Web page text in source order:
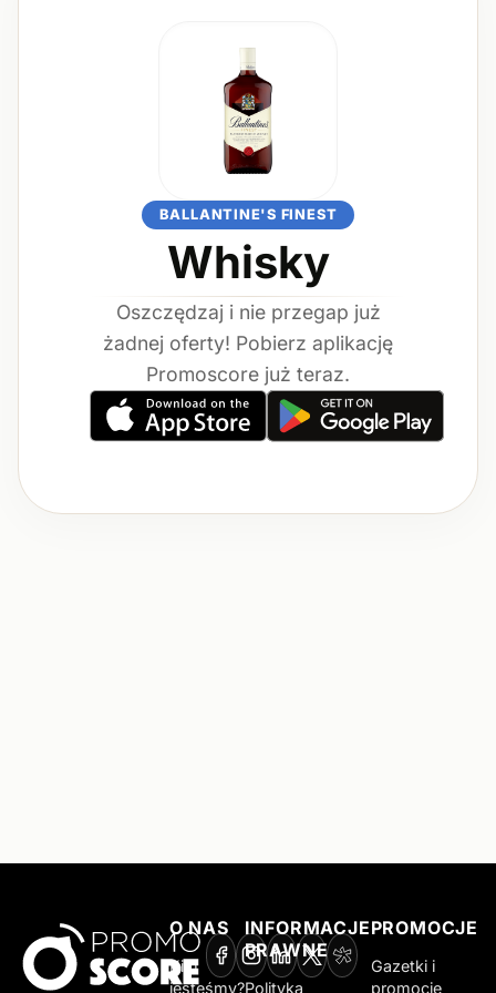
BALLANTINE'S FINEST
Whisky
Oszczędzaj i nie przegap już
żadnej oferty! Pobierz aplikację
Promoscore już teraz.
O NAS
Kim
jesteśmy?
INFORMACJE
PRAWNE
Polityka
PROMOCJE
Gazetki i
promocje